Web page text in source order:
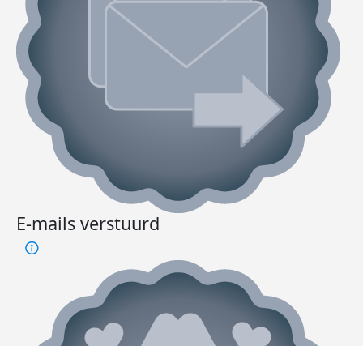
E-mails verstuurd